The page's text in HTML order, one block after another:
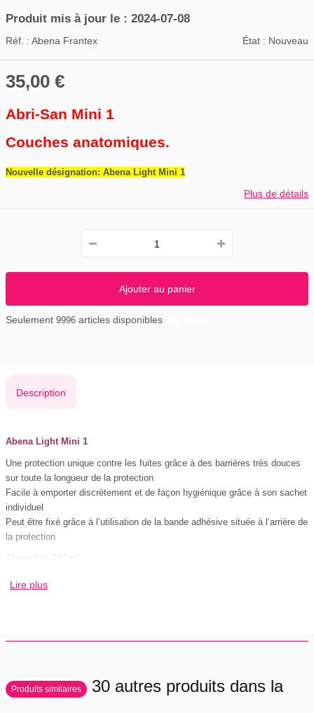
Produit mis à jour le : 2024-07-08
Réf. : Abena Frantex État : Nouveau
35,00 €
Abri-San Mini 1
Couches anatomiques.
Nouvelle désignation: Abena Light Mini 1
Plus de détails
Ajouter au panier
Seulement 9996 articles disponibles
Description
Abena Light Mini 1
Une protection unique contre les fuites grâce à des barrières très douces
sur toute la longueur de la protection
Facile à emporter discrètement et de façon hygiénique grâce à son sachet
individuel
Peut être fixé grâce à l’utilisation de la bande adhésive située à l’arrière de
la protection
Absorption 180 ml.
Dimensions 10X22 cm.
Vendu uniquement par carton au prix de 42€ le carton,
soit 0.21€ l'Abrisan
Lire plus
Produits similaires
30 autres produits dans la